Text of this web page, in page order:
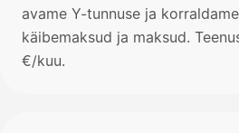
avame Y-tunnuse ja
käibemaksud ja maksud.
€/kuu.